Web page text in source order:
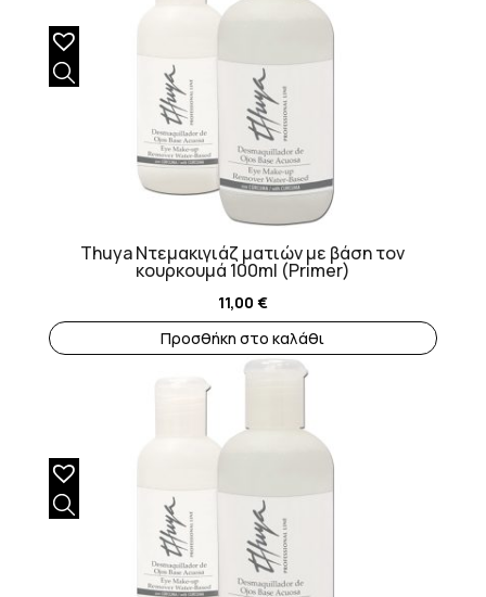
Thuya Ντεμακιγιάζ ματιών με βάση τον
κουρκουμά 100ml (Primer)
11,00 €
Προσθήκη στο καλάθι